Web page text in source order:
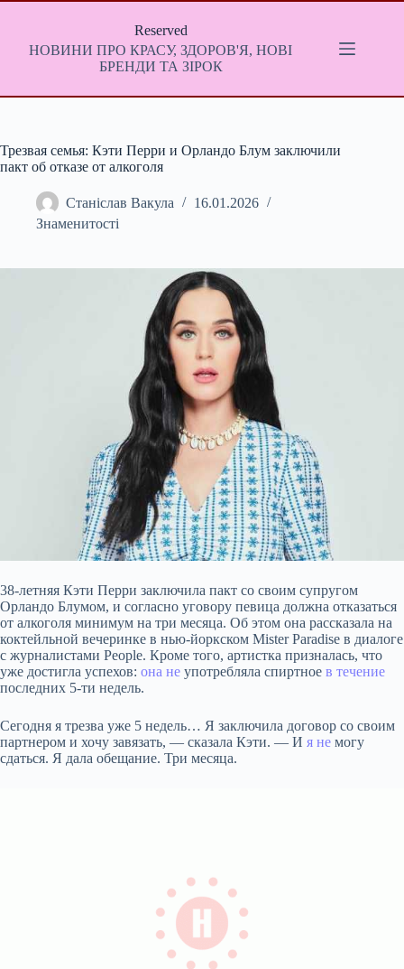
Перейти
Reserved
НОВИНИ ПРО КРАСУ, ЗДОРОВ'Я, НОВІ
БРЕНДИ ТА ЗІРОК
Трезвая семья: Кэти Перри и Орландо Блум заключили
пакт об отказе от алкоголя
Станіслав Вакула
16.01.2026
Знаменитості
38-летняя Кэти Перри заключила пакт со своим супругом
Орландо Блумом, и согласно уговору певица должна отказаться
от алкоголя минимум на три месяца. Об этом она рассказала на
коктейльной вечеринке в нью-йоркском Mister Paradise в диалоге
с журналистами People. Кроме того, артистка призналась, что
уже достигла успехов: она не употребляла спиртное в течение
последних 5-ти недель.
Сегодня я трезва уже 5 недель… Я заключила договор со своим
партнером и хочу завязать, — сказала Кэти. — И я не могу
сдаться. Я дала обещание. Три месяца.